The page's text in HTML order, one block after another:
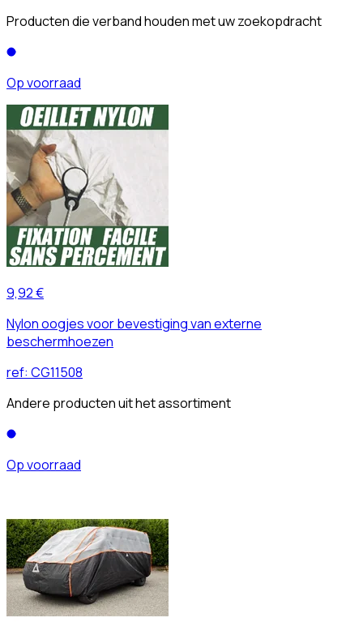
Producten die verband houden met uw zoekopdracht
Op voorraad
9,92 €
Nylon oogjes voor bevestiging van externe
beschermhoezen
ref: CG11508
Andere producten uit het assortiment
Op voorraad